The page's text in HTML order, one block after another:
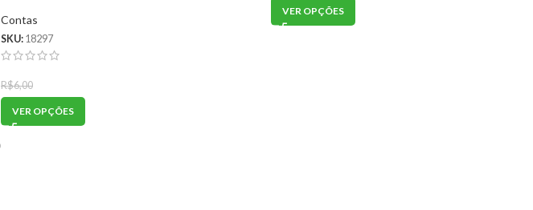
Contas
SKU: 18297
R$6,00
VER OPÇÕES
VER OPÇÕES